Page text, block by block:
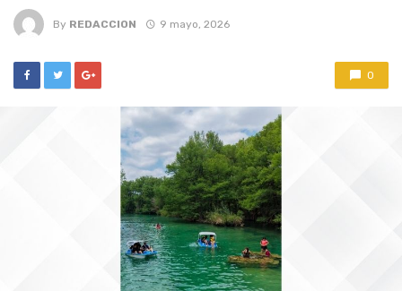
By REDACCION 9 mayo, 2026
0